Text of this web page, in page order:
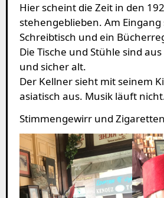
Hier scheint die Zeit in den
stehengeblieben. Am
Schreibtisch und ein
Die Tische und Stühle sind
und sicher alt.
Der Kellner sieht mit seinem
asiatisch aus. Musik läuft
Stimmengewirr und